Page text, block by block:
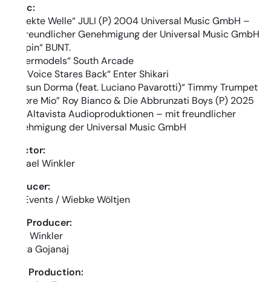
Music:
„Perfekte Welle“ JULI (P) 2004 Universal Music GmbH –
mit freundlicher Genehmigung der Universal Music GmbH
„Trippin“ BUNT.
„Supermodels“ South Arcade
„The Voice Stares Back“ Enter Shikari
„Nessun Dorma (feat. Luciano Pavarotti)“ Timmy Trumpet
„Amore Mio” Roy Bianco & Die Abbrunzati Boys (P) 2025
Villa Altavista Audioproduktionen – mit freundlicher
Genehmigung der Universal Music GmbH
Director:
Michael Winkler
Producer:
ESK Events / Wiebke Wöltjen
Line Producer:
Flora Winkler
Ardita Gojanaj
Post Production: